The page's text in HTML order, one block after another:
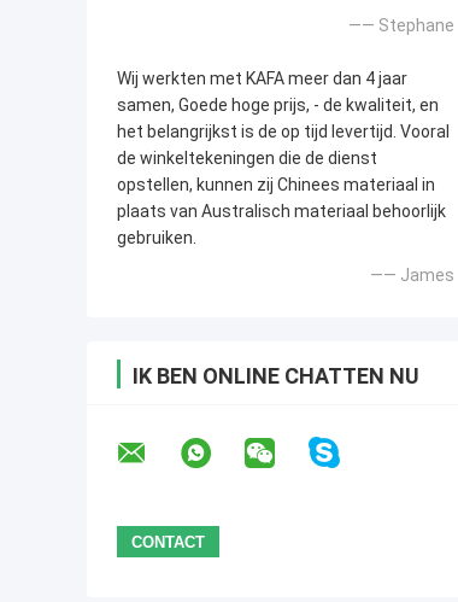
—— Stephane
Wij werkten met KAFA meer dan 4 jaar
samen, Goede hoge prijs, - de kwaliteit, en
het belangrijkst is de op tijd levertijd. Vooral
de winkeltekeningen die de dienst
opstellen, kunnen zij Chinees materiaal in
plaats van Australisch materiaal behoorlijk
gebruiken.
—— James
IK BEN ONLINE CHATTEN NU